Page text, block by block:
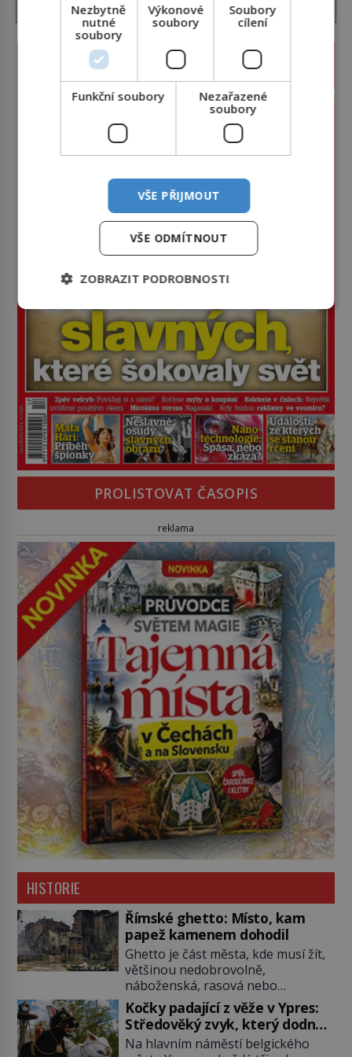
PROLISTOVAT ČASOPIS
reklama
HISTORIE
Římské ghetto: Místo, kam
papež kamenem dohodil
Ghetto je část města, kde musí žít,
většinou nedobrovolně,
náboženská, rasová nebo
národnostní menšina obyvatel.
Bohaté historické zkušenosti mají s
takovým životem Židé. Už od
středověku jsou totiž v každou
Kočky padající z věže v Ypres:
Středověký zvyk, který dodnes
budí rozpaky
Na hlavním náměstí belgického
Nezbytně
nutné
soubory
Výkonové
soubory
Soubory
cílení
Funkční soubory
Nezařazené
soubory
VŠE PŘIJMOUT
VŠE ODMÍTNOUT
ZOBRAZIT PODROBNOSTI